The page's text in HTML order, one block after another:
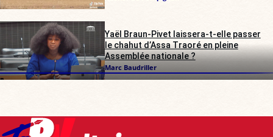
Yaël Braun-Pivet laissera-t-elle passer
le chahut d’Assa Traoré en pleine
Assemblée nationale ?
Marc Baudriller